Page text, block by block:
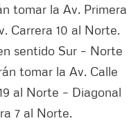
tomar la Av. Primera
Carrera 10 al Norte.
sentido Sur – Norte
tomar la Av. Calle
al Norte – Diagonal
7 al Norte.